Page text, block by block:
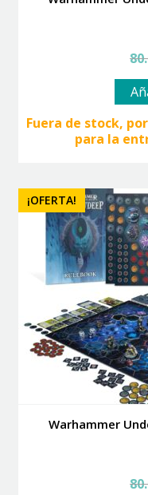
Fuera de stock,
para la
Warhammer
¡OFERTA!